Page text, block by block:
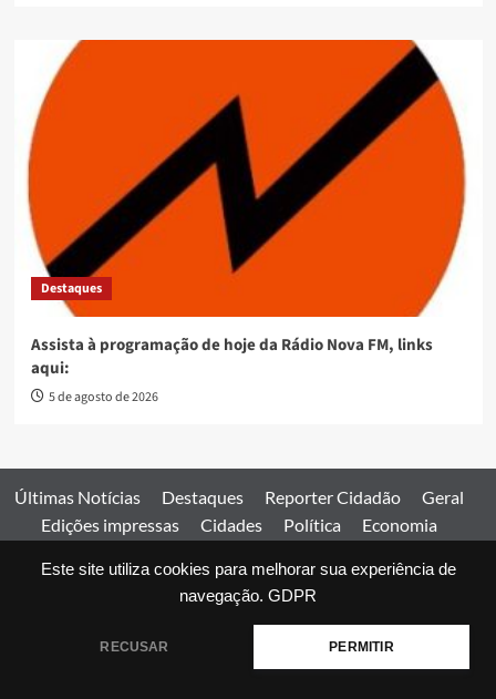
Este site utiliza cookies para melhorar sua experiência de
navegação. GDPR
RECUSAR PERMITIR
Destaques
Assista à programação de hoje da Rádio Nova FM, links
aqui:
5 de agosto de 2026
Últimas Notícias Destaques Reporter Cidadão
Geral
Edições impressas
Cidades Política
Economia
Comercial
Edições impressas Expediente Home
© 2026 Jornal Estado de Goiás. Todos os direitos reservados.
by AF themes.